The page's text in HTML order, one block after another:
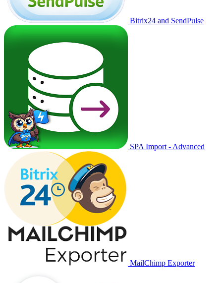
Bitrix24 and SendPulse
SPA Import - Advanced
MailChimp Exporter